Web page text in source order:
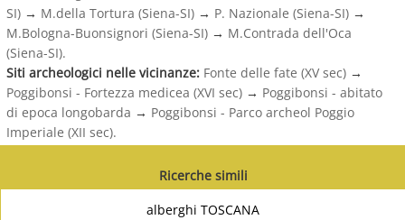
SI) → M.della Tortura (Siena-SI) → P. Nazionale (Siena-SI) →
M.Bologna-Buonsignori (Siena-SI) → M.Contrada dell'Oca
(Siena-SI).
Siti archeologici nelle vicinanze: Fonte delle fate (XV sec) →
Poggibonsi - Fortezza medicea (XVI sec) → Poggibonsi - abitato
di epoca longobarda → Poggibonsi - Parco archeol Poggio
Imperiale (XII sec).
Ricerche simili
alberghi TOSCANA